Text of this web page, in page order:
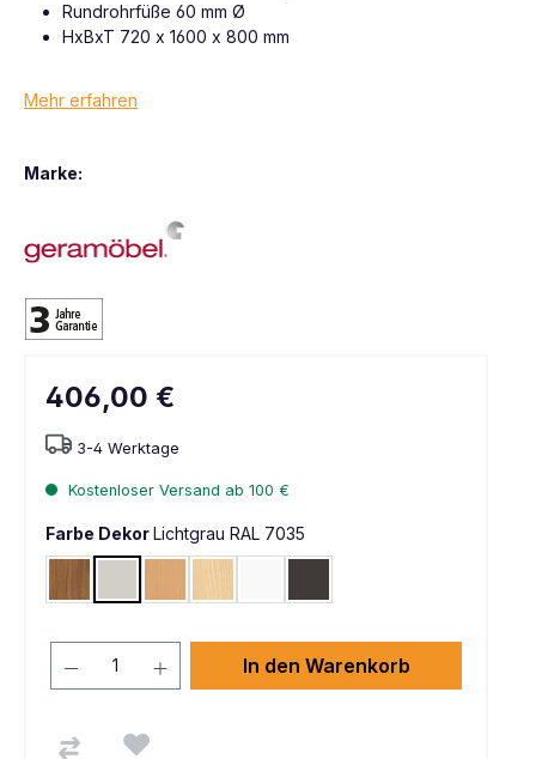
Rundrohrfüße 60 mm Ø
HxBxT 720 x 1600 x 800 mm
Mehr erfahren
Marke:
406,00 €
3-4 Werktage
Kostenloser Versand ab 100 €
Farbe DekorLichtgrau RAL 7035
In den Warenkorb